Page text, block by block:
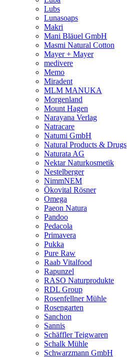
Lubs
Lunasoaps
Makri
Mani Bläuel GmbH
Masmi Natural Cotton
Mayer + Mayer
medivere
Memo
Miradent
MLM MANUKA
Morgenland
Mount Hagen
Narayana Verlag
Natracare
Natumi GmbH
Natural Products & Drugs
Naturata AG
Nektar Naturkosmetik
Nestelberger
NimmNEM
Ökovital Rösner
Omega
Paeon Natura
Pandoo
Pedacola
Primavera
Pukka
Pure Raw
Raab Vitalfood
Rapunzel
RASO Naturprodukte
RDL Group
Rosenfellner Mühle
Rosengarten
Sanchon
Sannis
Schäffler Teigwaren
Schalk Mühle
Schwarzmann GmbH